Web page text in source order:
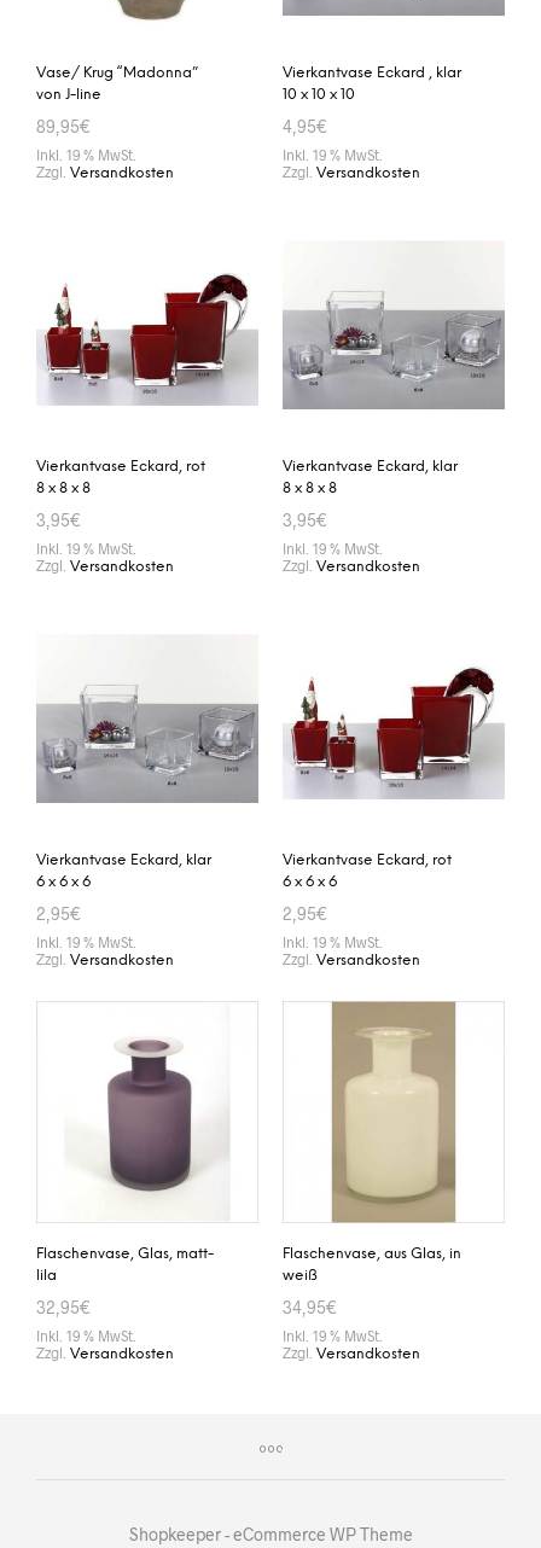
Vase/ Krug “Madonna”
von J-line
89,95€
Inkl. 19 % MwSt.
Zzgl. Versandkosten
Vierkantvase Eckard , klar
10 x 10 x 10
4,95€
Inkl. 19 % MwSt.
Zzgl. Versandkosten
Vierkantvase Eckard, rot
8 x 8 x 8
3,95€
Inkl. 19 % MwSt.
Zzgl. Versandkosten
Vierkantvase Eckard, klar
8 x 8 x 8
3,95€
Inkl. 19 % MwSt.
Zzgl. Versandkosten
Vierkantvase Eckard, klar
6 x 6 x 6
2,95€
Inkl. 19 % MwSt.
Zzgl. Versandkosten
Vierkantvase Eckard, rot
6 x 6 x 6
2,95€
Inkl. 19 % MwSt.
Zzgl. Versandkosten
Flaschenvase, Glas, matt-
lila
32,95€
Inkl. 19 % MwSt.
Zzgl. Versandkosten
Flaschenvase, aus Glas, in
weiß
34,95€
Inkl. 19 % MwSt.
Zzgl. Versandkosten
Shopkeeper - eCommerce WP Theme